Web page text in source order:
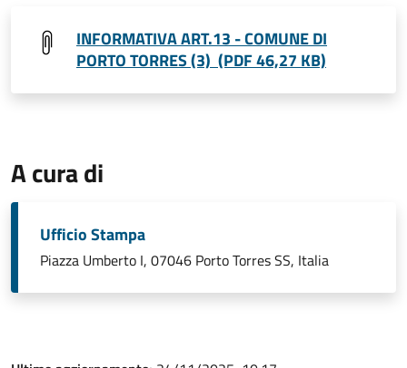
INFORMATIVA ART.13 - COMUNE DI
PORTO TORRES (3) (PDF 46,27 KB)
A cura di
Ufficio Stampa
Piazza Umberto I, 07046 Porto Torres SS, Italia